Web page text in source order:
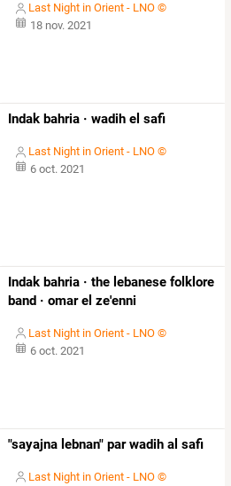
Last Night in Orient - LNO ©
18 nov. 2021
Indak bahria · wadih el safi
Last Night in Orient - LNO ©
6 oct. 2021
Indak bahria · the lebanese folklore
band · omar el ze'enni
Last Night in Orient - LNO ©
6 oct. 2021
"sayajna lebnan" par wadih al safi
Last Night in Orient - LNO ©